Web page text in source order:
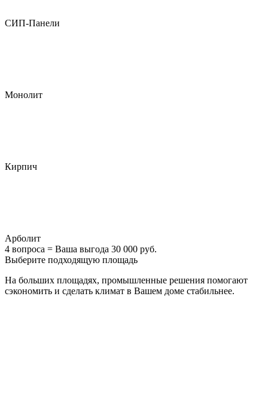
СИП-Панели
Монолит
Кирпич
Арболит
4 вопроса = Ваша выгода 30 000 руб.
Выберите подходящую площадь
На больших площадях, промышленные решения помогают
сэкономить и сделать климат в Вашем доме стабильнее.